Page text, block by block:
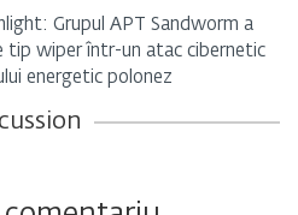
Grupul APT Sandworm a
tip wiper într-un atac cibernetic
energetic polonez